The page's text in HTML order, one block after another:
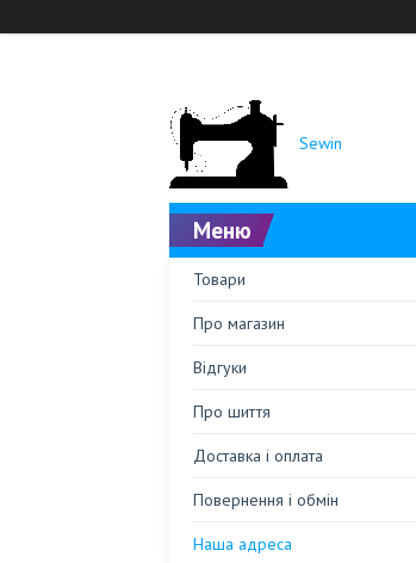
Sewin
Товари
Про магазин
Відгуки
Про шиття
Доставка і оплата
Повернення і обмін
Наша адреса